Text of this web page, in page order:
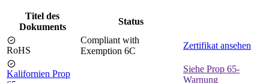
Titel des
Dokuments
Status
RoHS
Compliant with
Exemption 6C
Zertifikat ansehen
Kalifornien Prop
Siehe Prop 65-
Warnung